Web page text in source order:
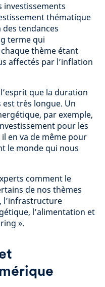
investissements
thématique
tendances
terme qui
thème étant
affectés par l’inflation
que la duration
est très longue. Un
par exemple,
pour les
en va de même pour
le monde qui nous
comment le
de nos thèmes
l’infrastructure
l’alimentation et
».